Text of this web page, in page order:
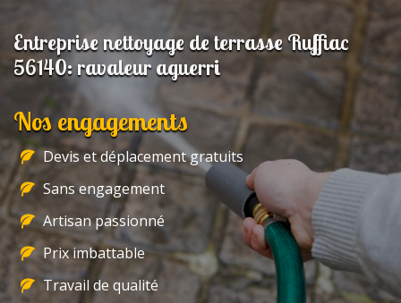
Entreprise nettoyage de terrasse Ruffiac
56140: ravaleur aguerri
Nos engagements
Devis et déplacement gratuits
Sans engagement
Artisan passionné
Prix imbattable
Travail de qualité